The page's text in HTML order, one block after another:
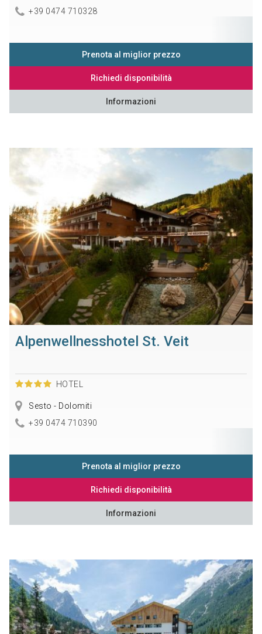
+39 0474 710328
Prenota al miglior prezzo
Richiedi disponibilità
Informazioni
Alpenwellnesshotel St. Veit
HOTEL
Sesto - Dolomiti
+39 0474 710390
Prenota al miglior prezzo
Richiedi disponibilità
Informazioni